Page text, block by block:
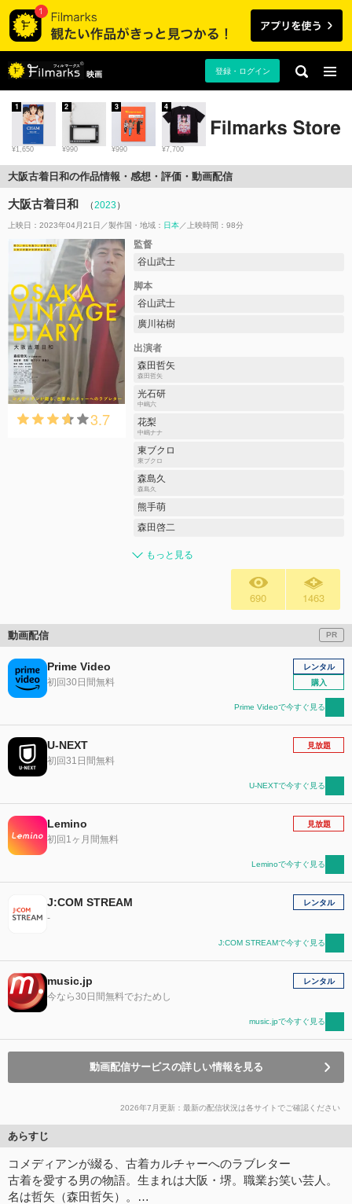
映画 登録・ログイン
¥1,650
1
¥990
2
¥990
3
¥7,700
4
大阪古着日和の作品情報・感想・評価・動画配信
大阪古着日和 （2023）
上映日：2023年04月21日 製作国・地域： 日本 上映時間：98分
3.7
監督
谷山武士
脚本
谷山武士
廣川祐樹
出演者
森田哲矢
森田哲矢
光石研
中嶋六
花梨
中嶋ナナ
東ブクロ
東ブクロ
森島久
森島久
熊手萌
森田啓二
もっと見る
690 1463
動画配信 PR
Prime Video
初回30日間無料
レンタル
購入
Prime Videoで今すぐ見る
U-NEXT
初回31日間無料
見放題
U-NEXTで今すぐ見る
Lemino
初回1ヶ月間無料
見放題
Leminoで今すぐ見る
J:COM STREAM
-
レンタル
J:COM STREAMで今すぐ見る
music.jp
今なら30日間無料でおためし
レンタル
music.jpで今すぐ見る
動画配信サービスの詳しい情報を見る
2026年7月更新：最新の配信状況は各サイトでご確認ください
あらすじ
コメディアンが綴る、古着カルチャーへのラブレター
古着を愛する男の物語。生まれは大阪・堺。職業お笑い芸人。
名は哲矢（森田哲矢）。…